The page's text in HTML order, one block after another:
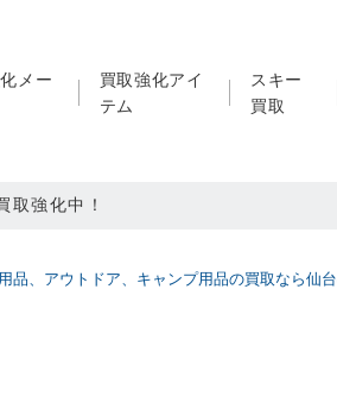
メー
買取強化アイ
テム
スキー
買取
取強化中！
トドア用品LINE査定！利用者続々増え
、アウトドア、キャンプ用品の買取なら仙台